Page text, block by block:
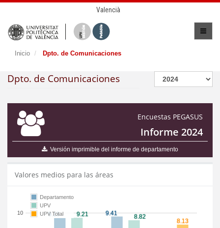
Valencià
Inicio Dpto. de Comunicaciones
Dpto. de Comunicaciones
Encuestas PEGASUS
Informe 2024
Versión imprimible del informe de departamento
Valores medios para las áreas
10
Departamento
UPV
UPV Total